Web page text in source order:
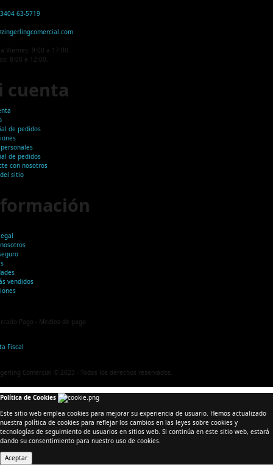
63-5719
Viernes: 9:00 a 17:00.
8:00 a 12:00.
cuenta
de pedidos
de pedidos
con nosotros
sitio
vendidos
Comercial © 2023 - Todos los derechos reservados.
Política de Cookies
Este sitio web emplea cookies para mejorar su experiencia de usuario. Hemos actualizado
nuestra política de cookies para reflejar los cambios en las leyes sobre cookies y
tecnologías de seguimiento de usuarios en sitios web. Si continúa en este sitio web, estará
dando su consentimiento para nuestro uso de cookies.
Aceptar